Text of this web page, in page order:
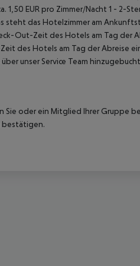
EUR pro Zimmer/Nacht 1 - 2-
steht das Hotelzimmer am
Out-Zeit des Hotels am Tag der
des Hotels am Tag der Abreise
unser Service Team
oder ein Mitglied Ihrer Gruppe
bestätigen.